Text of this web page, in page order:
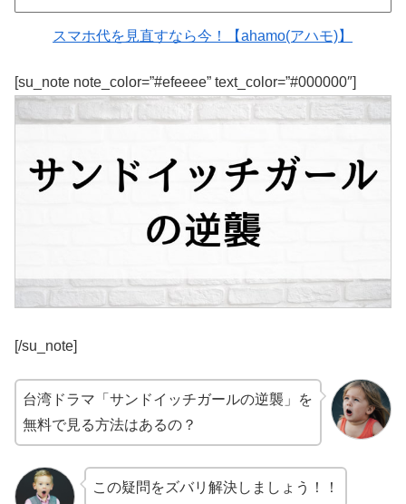
スマホ代を見直すなら今！【ahamo(アハモ)】
[su_note note_color=”#efeeee” text_color=”#000000″]
[/su_note]
台湾ドラマ「サンドイッチガールの逆襲」を
無料で見る方法はあるの？
この疑問をズバリ解決しましょう！！